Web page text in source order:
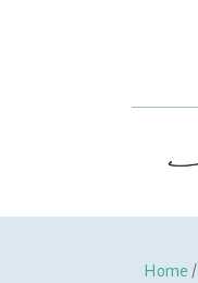
Home /